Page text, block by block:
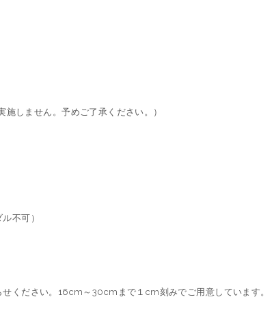
しません。予めご了承ください。）
不可）
ください。16cm～30cmまで１cm刻みでご用意しています。